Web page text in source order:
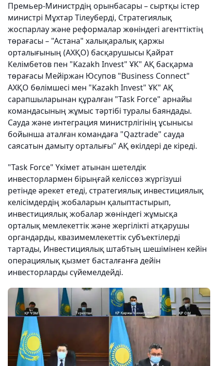
Премьер-Министрдің орынбасары – сыртқы істер
министрі Мұхтар Тілеуберді, Стратегиялық
жоспарлау және реформалар жөніндегі агенттіктің
төрағасы – "Астана" халықаралық қаржы
орталығының (АХҚО) басқарушысы Қайрат
Келімбетов пен "Kazakh Invest" ҰК" АҚ басқарма
төрағасы Мейіржан Юсупов "Business Connect"
АХҚО бөлімшесі мен "Kazakh Invest" ҰК" АҚ
сарапшыларынан құралған "Task Force" арнайы
командасының жұмыс тәртібі туралы баяндады.
Сауда және интеграция министрлігінің ұсынысы
бойынша аталған командаға "Qaztrade" сауда
саясатын дамыту орталығы" АҚ өкілдері де кіреді.
"Task Force" Үкімет атынан шетелдік
инвесторлармен бірыңғай келіссөз жүргізуші
ретінде әрекет етеді, стратегиялық инвестициялық
келісімдердің жобаларын қалыптастырып,
инвестициялық жобалар жөніндегі жұмысқа
орталық мемлекеттік және жергілікті атқарушы
органдарды, квазимемлекеттік субъектілерді
тартады, Инвестициялық штабтың шешімінен кейін
операциялық қызмет басталғанға дейін
инвесторларды сүйемелдейді.